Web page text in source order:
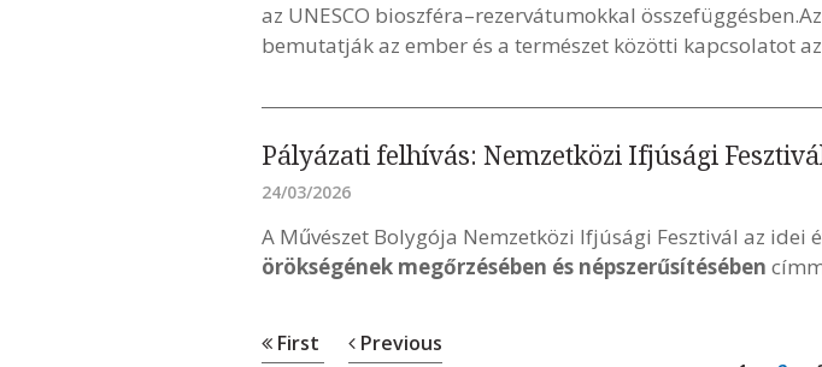
az UNESCO bioszféra–rezervátumokkal
bemutatják az ember és a természet közötti kapcsolatot
Pályázati felhívás: Nemzetközi Ifjúsági
24/03/2026
A Művészet Bolygója Nemzetközi Ifjúsági Fesztivál az idei
örökségének megőrzésében és népszerűsítésében
First
Previous